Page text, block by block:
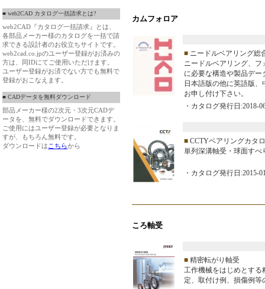
■ web2CAD カタログ一括請求とは?
web2CAD『カタログ一括請求』とは、
各部品メーカー様のカタログを一括で請
求できる設計者のお役立ちサイトです。
web2cad.co.jpのユーザー登録がお済みの
方は、同IDにてご使用いただけます。
ユーザー登録がお済でない方でも無料で
登録がおこなえます。
■ CADデータを無料ダウンロード
部品メーカー様の2次元・3次元CADデ
ータを、無料でダウンロードできます。
ご使用にはユーザー登録が必要となりま
すが、もちろん無料です。
ダウンロードは こちらから
カムフォロア
■ ニードルベアリング総
ニードルベアリング、
に必要な構造や製品デ
日本語版の他に英語版
お申し付け下さい。
・カタログ発行日:2018-
■ CCTYベアリングカタ
単列深溝軸受・球面すべ
・カタログ発行日:2015-
ころ軸受
■ 精密転がり軸受
工作機械をはじめとする
定、取付け例、損傷例